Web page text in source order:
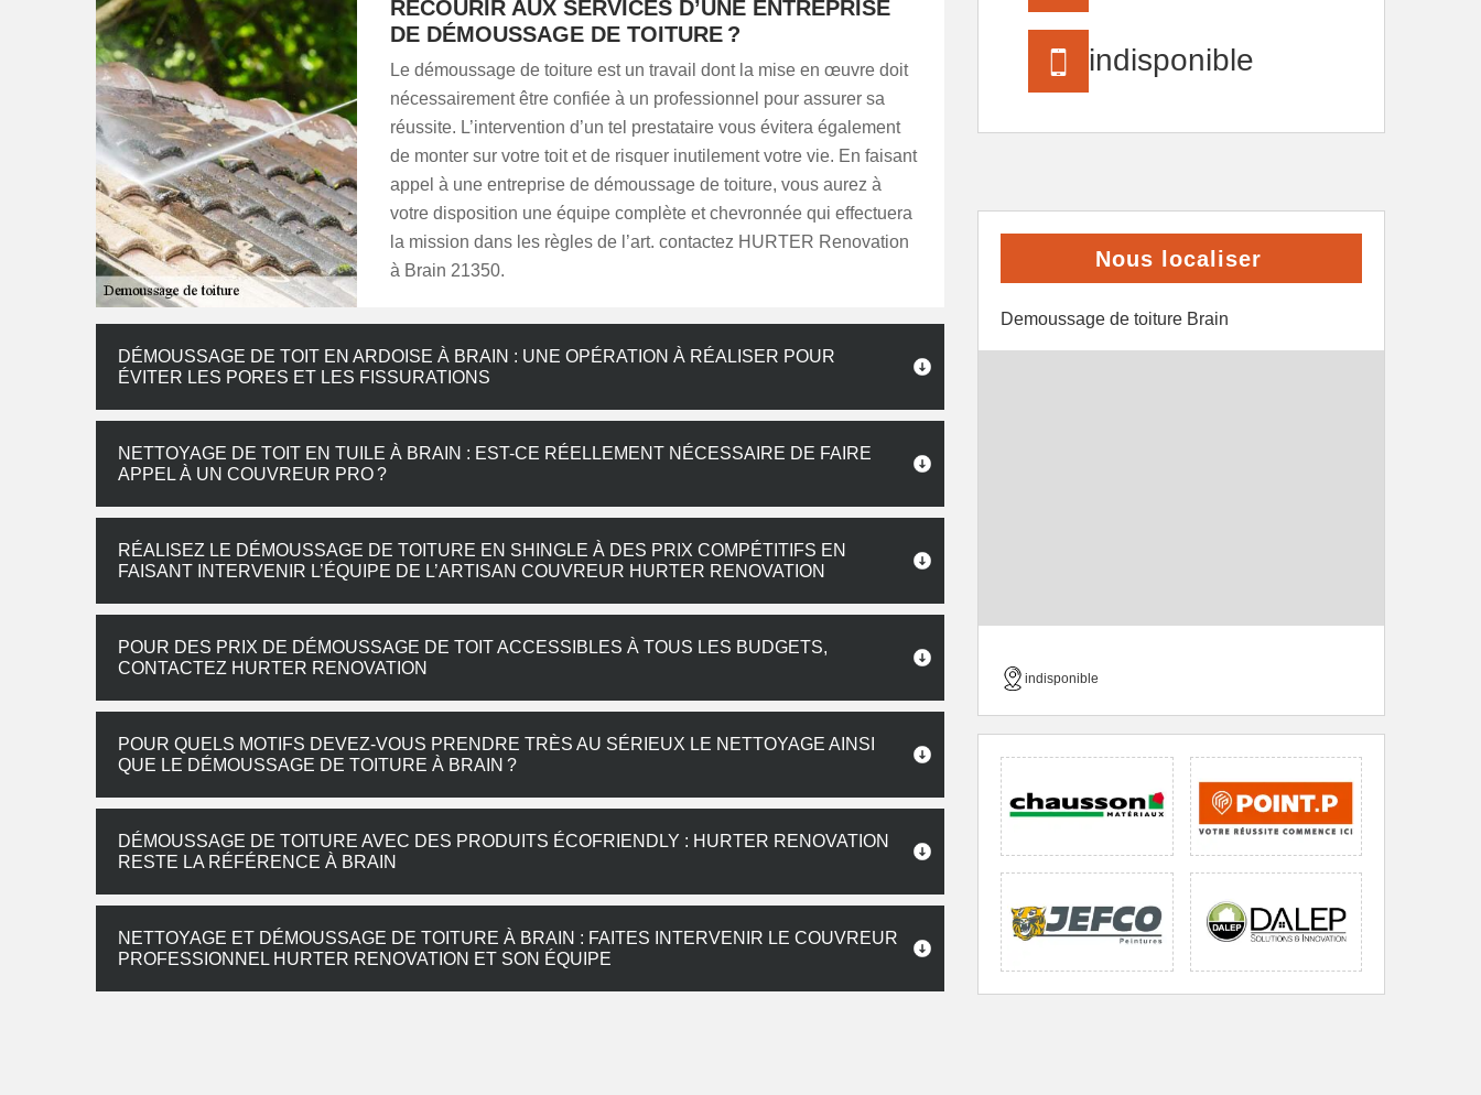
RECOURIR AUX SERVICES D’UNE ENTREPRISE
DE DÉMOUSSAGE DE TOITURE ?
Le démoussage de toiture est un travail dont la mise en œuvre doit
nécessairement être confiée à un professionnel pour assurer sa
réussite. L’intervention d’un tel prestataire vous évitera également
de monter sur votre toit et de risquer inutilement votre vie. En faisant
appel à une entreprise de démoussage de toiture, vous aurez à
votre disposition une équipe complète et chevronnée qui effectuera
la mission dans les règles de l’art. contactez HURTER Renovation
à Brain 21350.
DÉMOUSSAGE DE TOIT EN ARDOISE À BRAIN : UNE OPÉRATION À RÉALISER POUR
ÉVITER LES PORES ET LES FISSURATIONS
NETTOYAGE DE TOIT EN TUILE À BRAIN : EST-CE RÉELLEMENT NÉCESSAIRE DE FAIRE
APPEL À UN COUVREUR PRO ?
RÉALISEZ LE DÉMOUSSAGE DE TOITURE EN SHINGLE À DES PRIX COMPÉTITIFS EN
FAISANT INTERVENIR L’ÉQUIPE DE L’ARTISAN COUVREUR HURTER RENOVATION
POUR DES PRIX DE DÉMOUSSAGE DE TOIT ACCESSIBLES À TOUS LES BUDGETS,
CONTACTEZ HURTER RENOVATION
POUR QUELS MOTIFS DEVEZ-VOUS PRENDRE TRÈS AU SÉRIEUX LE NETTOYAGE AINSI
QUE LE DÉMOUSSAGE DE TOITURE À BRAIN ?
DÉMOUSSAGE DE TOITURE AVEC DES PRODUITS ÉCOFRIENDLY : HURTER RENOVATION
RESTE LA RÉFÉRENCE À BRAIN
NETTOYAGE ET DÉMOUSSAGE DE TOITURE À BRAIN : FAITES INTERVENIR LE COUVREUR
PROFESSIONNEL HURTER RENOVATION ET SON ÉQUIPE
indisponible
Nous localiser
Demoussage de toiture Brain
indisponible